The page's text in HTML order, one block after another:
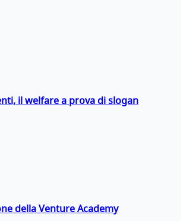
il welfare a prova di slogan
della Venture Academy